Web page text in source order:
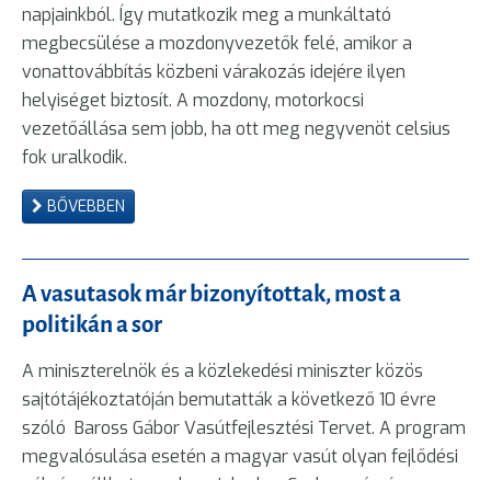
napjainkból. Így mutatkozik meg a munkáltató
megbecsülése a mozdonyvezetők felé, amikor a
vonattovábbítás közbeni várakozás idejére ilyen
helyiséget biztosít. A mozdony, motorkocsi
vezetőállása sem jobb, ha ott meg negyvenöt celsius
fok uralkodik.
BŐVEBBEN
A vasutasok már bizonyítottak, most a
politikán a sor
A miniszterelnök és a közlekedési miniszter közös
sajtótájékoztatóján bemutatták a következő 10 évre
szóló Baross Gábor Vasútfejlesztési Tervet. A program
megvalósulása esetén a magyar vasút olyan fejlődési